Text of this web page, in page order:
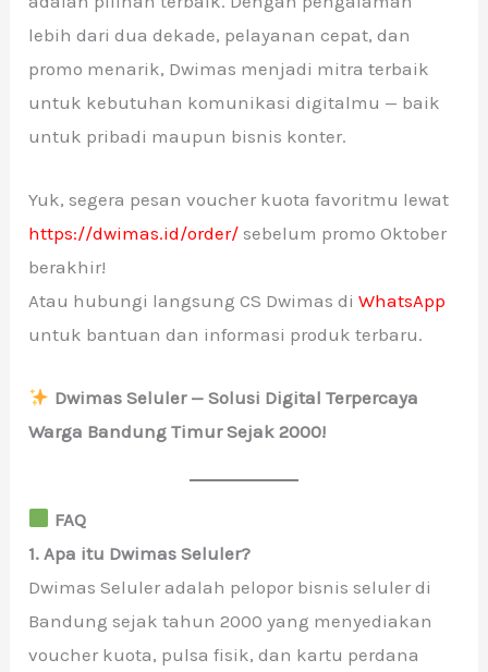
lebih dari dua dekade, pelayanan cepat, dan
promo menarik, Dwimas menjadi mitra terbaik
untuk kebutuhan komunikasi digitalmu — baik
untuk pribadi maupun bisnis konter.
Yuk, segera pesan voucher kuota favoritmu lewat
https://dwimas.id/order/ sebelum promo Oktober
berakhir!
Atau hubungi langsung CS Dwimas diWhatsApp
untuk bantuan dan informasi produk terbaru.
Dwimas Seluler — Solusi Digital Terpercaya
Warga Bandung Timur Sejak 2000!
FAQ
1. Apa itu Dwimas Seluler?
Dwimas Seluler adalah pelopor bisnis seluler di
Bandung sejak tahun 2000 yang menyediakan
voucher kuota, pulsa fisik, dan kartu perdana